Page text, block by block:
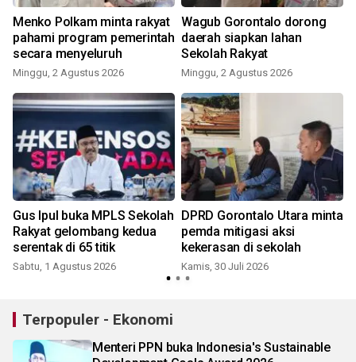
Menko Polkam minta rakyat
pahami program pemerintah
secara menyeluruh
Minggu, 2 Agustus 2026
Wagub Gorontalo dorong
daerah siapkan lahan
Sekolah Rakyat
Minggu, 2 Agustus 2026
Gus Ipul buka MPLS Sekolah
Rakyat gelombang kedua
serentak di 65 titik
Sabtu, 1 Agustus 2026
DPRD Gorontalo Utara minta
pemda mitigasi aksi
kekerasan di sekolah
Kamis, 30 Juli 2026
Terpopuler - Ekonomi
Menteri PPN buka Indonesia's Sustainable